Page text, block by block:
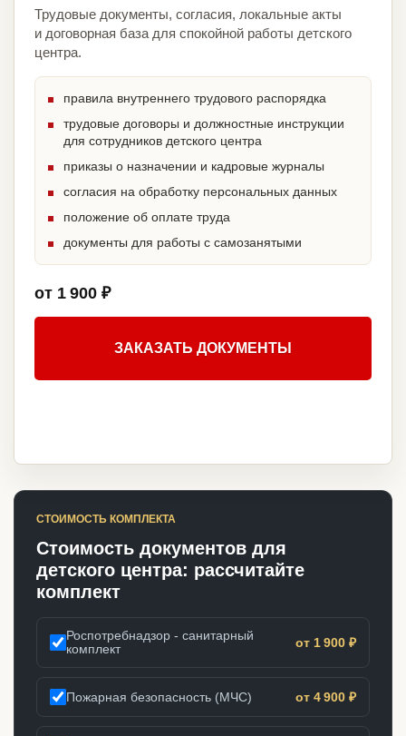
Трудовые документы, согласия, локальные акты
и договорная база для спокойной работы детского
центра.
правила внутреннего трудового распорядка
трудовые договоры и должностные инструкции
для сотрудников детского центра
приказы о назначении и кадровые журналы
согласия на обработку персональных данных
положение об оплате труда
документы для работы с самозанятыми
от 1 900 ₽
ЗАКАЗАТЬ ДОКУМЕНТЫ
СТОИМОСТЬ КОМПЛЕКТА
Стоимость документов для
детского центра: рассчитайте
комплект
Роспотребнадзор - санитарный
комплект
от 1 900 ₽
Пожарная безопасность (МЧС) от 4 900 ₽